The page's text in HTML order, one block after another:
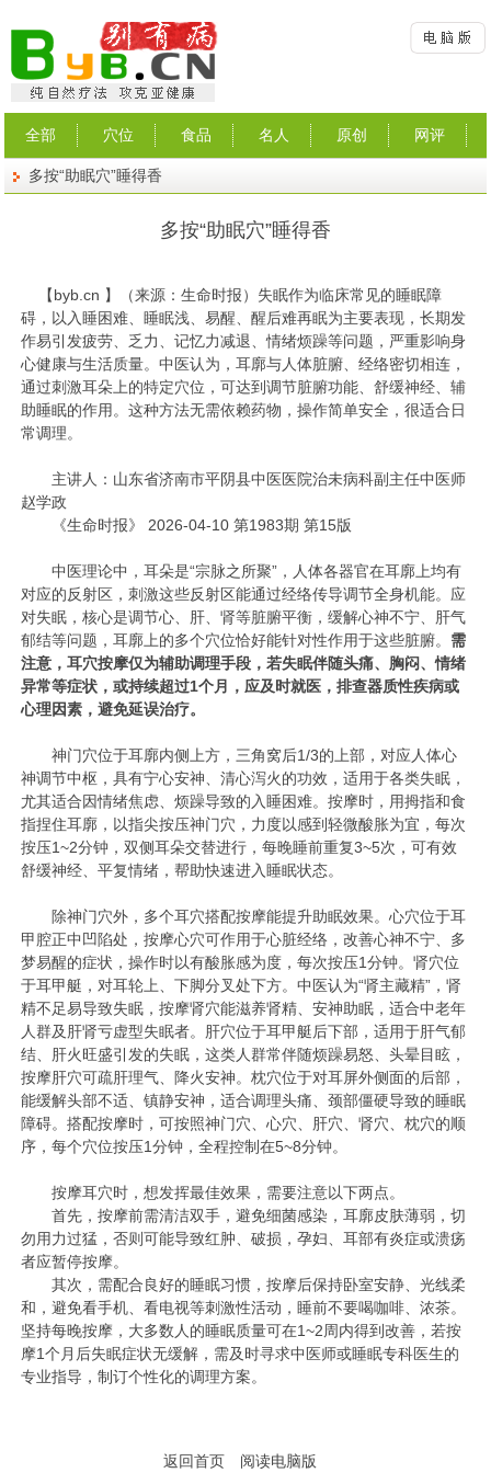
全部 穴位 食品 名人 原创 网评
多按“助眠穴”睡得香
多按“助眠穴”睡得香
【byb.cn 】（来源：生命时报） 失眠作为临床常见的睡眠障
碍，以入睡困难、睡眠浅、易醒、醒后难再眠为主要表现，长期发
作易引发疲劳、乏力、记忆力减退、情绪烦躁等问题，严重影响身
心健康与生活质量。中医认为，耳廓与人体脏腑、经络密切相连，
通过刺激耳朵上的特定穴位，可达到调节脏腑功能、舒缓神经、辅
助睡眠的作用。这种方法无需依赖药物，操作简单安全，很适合日
常调理。
主讲人：山东省济南市平阴县中医医院治未病科副主任中医师
赵学政
《生命时报》 2026-04-10 第1983期 第15版
中医理论中，耳朵是“宗脉之所聚”，人体各器官在耳廓上均有
对应的反射区，刺激这些反射区能通过经络传导调节全身机能。应
对失眠，核心是调节心、肝、肾等脏腑平衡，缓解心神不宁、肝气
郁结等问题，耳廓上的多个穴位恰好能针对性作用于这些脏腑。 需
注意，耳穴按摩仅为辅助调理手段，若失眠伴随头痛、胸闷、情绪
异常等症状，或持续超过1个月，应及时就医，排查器质性疾病或
心理因素，避免延误治疗。
神门穴位于耳廓内侧上方，三角窝后1/3的上部，对应人体心
神调节中枢，具有宁心安神、清心泻火的功效，适用于各类失眠，
尤其适合因情绪焦虑、烦躁导致的入睡困难。按摩时，用拇指和食
指捏住耳廓，以指尖按压神门穴，力度以感到轻微酸胀为宜，每次
按压1~2分钟，双侧耳朵交替进行，每晚睡前重复3~5次，可有效
舒缓神经、平复情绪，帮助快速进入睡眠状态。
除神门穴外，多个耳穴搭配按摩能提升助眠效果。心穴位于耳
甲腔正中凹陷处，按摩心穴可作用于心脏经络，改善心神不宁、多
梦易醒的症状，操作时以有酸胀感为度，每次按压1分钟。肾穴位
于耳甲艇，对耳轮上、下脚分叉处下方。中医认为“肾主藏精”，肾
精不足易导致失眠，按摩肾穴能滋养肾精、安神助眠，适合中老年
人群及肝肾亏虚型失眠者。肝穴位于耳甲艇后下部，适用于肝气郁
结、肝火旺盛引发的失眠，这类人群常伴随烦躁易怒、头晕目眩，
按摩肝穴可疏肝理气、降火安神。枕穴位于对耳屏外侧面的后部，
能缓解头部不适、镇静安神，适合调理头痛、颈部僵硬导致的睡眠
障碍。搭配按摩时，可按照神门穴、心穴、肝穴、肾穴、枕穴的顺
序，每个穴位按压1分钟，全程控制在5~8分钟。
按摩耳穴时，想发挥最佳效果，需要注意以下两点。
首先，按摩前需清洁双手，避免细菌感染，耳廓皮肤薄弱，切
勿用力过猛，否则可能导致红肿、破损，孕妇、耳部有炎症或溃疡
者应暂停按摩。
其次，需配合良好的睡眠习惯，按摩后保持卧室安静、光线柔
和，避免看手机、看电视等刺激性活动，睡前不要喝咖啡、浓茶。
坚持每晚按摩，大多数人的睡眠质量可在1~2周内得到改善，若按
摩1个月后失眠症状无缓解，需及时寻求中医师或睡眠专科医生的
专业指导，制订个性化的调理方案。
返回首页 阅读电脑版